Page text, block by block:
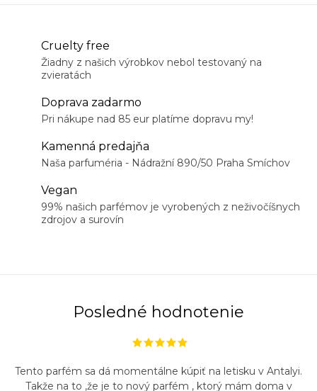
Cruelty free
Žiadny z našich výrobkov nebol testovaný na
zvieratách
Doprava zadarmo
Pri nákupe nad 85 eur platíme dopravu my!
Kamenná predajňa
Naša parfuméria - Nádražní 890/50 Praha Smíchov
Vegan
99% našich parfémov je vyrobených z neživočíšnych
zdrojov a surovín
Posledné hodnotenie
Tento parfém sa dá momentálne kúpiť na letisku v Antalyi.
Takže na to ,že je to nový parfém , ktorý mám doma v